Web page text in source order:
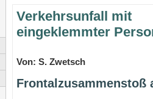
Verkehrsunfall mit
eingeklemmter
Von: S. Zwetsch
Frontalzusammenstoß